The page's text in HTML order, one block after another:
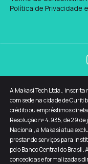
Política de Privacidade
A Makasí Tech Ltda.,
com sede na cidade de
crédito ou empréstimos
Resolução nº 4.935, de 29
Nacional, a Makasí atua
prestando serviços para
pelo Banco Central do Brasil.
concedidas e formalizadas